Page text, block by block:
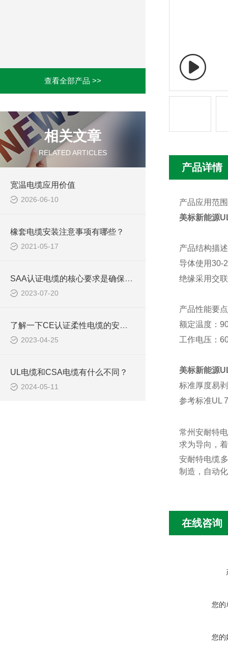
查看全部产品 >>
相关文章
RELATED ARTICLES
宽温电缆应用价值
2026-06-10
橡套电缆安装注意事项有哪些？
2021-05-17
SAA认证电缆的核心要求是确保产品的安全性和可靠性
2023-07-20
了解一下CE认证柔性电缆的安装要求吧
2023-04-25
UL电缆和CSA电缆有什么不同？
2024-05-11
产品详情
产品应用范
美标新能源
产品结构描
导体使用30-2
绝缘采用交
产品性能要
额定温度：
工作电压：
美标新能源
标准厚度易
参考标准UL
常州安耐特
求为导向，
安耐特电缆
制造，自动
在线咨询
您的
您的